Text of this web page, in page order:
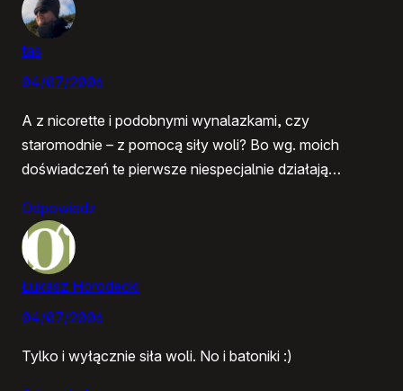
tas
04/07/2006
A z nicorette i podobnymi wynalazkami, czy
staromodnie – z pomocą siły woli? Bo wg. moich
doświadczeń te pierwsze niespecjalnie działają…
Odpowiedz
Łukasz Horodecki
04/07/2006
Tylko i wyłącznie siła woli. No i batoniki :)